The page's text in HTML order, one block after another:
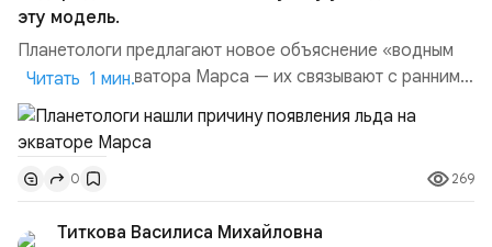
эту модель.
Планетологи предлагают новое объяснение «водным
оазисам» у экватора Марса — их связывают с ранними
взрывными извержениями, когда холодная атмосфера
улавливала гигантские объёмы водяного пара.
Команда под руководством профессора Университета
штата Аризона Аманды Кларк смоделировала, как
такие выбросы оседали в тропиках и накапливали лёд,
который сегодня ...
Читать 1 мин.
0 269
Титкова Василиса Михайловна